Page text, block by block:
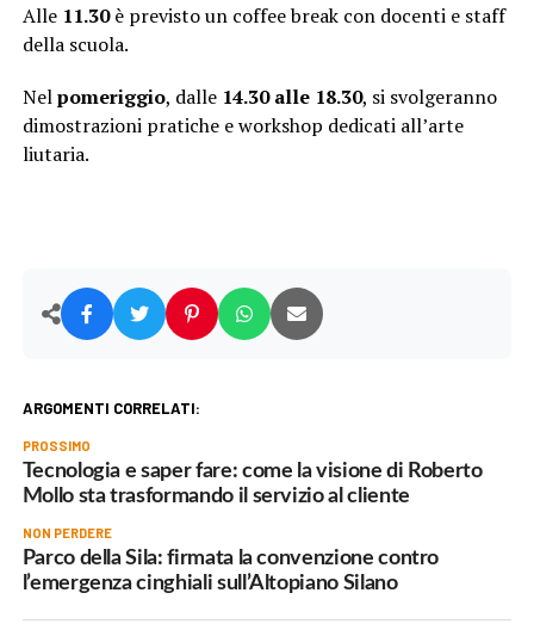
Alle11.30è previsto un coffee break con docenti e staff
della scuola.
Nelpomeriggio, dalle 14.30 alle 18.30, si svolgeranno
dimostrazioni pratiche e workshop dedicati all’arte
liutaria.
ARGOMENTI CORRELATI:
PROSSIMO
Tecnologia e saper fare: come la visione di Roberto
Mollo sta trasformando il servizio al cliente
NON PERDERE
Parco della Sila: firmata la convenzione contro
l’emergenza cinghiali sull’Altopiano Silano